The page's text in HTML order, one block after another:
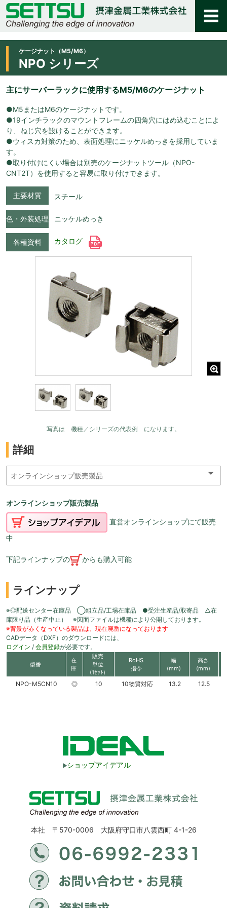
ケージナット（M5/M6）
NPO シリーズ
主にサーバーラックに使用するM5/M6のケージナット
●M5またはM6のケージナットです。
●19インチラックのマウントフレームの四角穴にはめ込むことによ
り、ねじ穴を設けることができます。
●ウィスカ対策のため、表面処理にニッケルめっきを採用していま
す。
●取り付けにくい場合は別売のケージナットツール（NPO-
CNT2T）を使用すると容易に取り付けできます。
主要材質 スチール
色・外装処理 ニッケルめっき
各種資料 カタログ
写真は 機種／シリーズの代表例 になります。
詳細
オンラインショップ販売製品
直営オンラインショップにて販売
中
下記ラインナップの からも購入可能
ラインナップ
※◎配送センター在庫品 ◯組立品/工場在庫品 ●受注生産品/取寄品 △在
庫限り品（生産中止） ※図面ファイルは機種により公開しております。
※背景が赤くなっている製品は、現在廃番になっております
CADデータ（DXF）のダウンロードには、
ログイン / 会員登録が必要です。
型番
在
庫
販売
単位
(1ｾｯﾄ)
RoHS
指令
幅
(mm)
高さ
(mm)
NPO-M5CN10 ◎ 10 10物質対応 13.2 12.5
ショップアイデアル
本社 〒570-0006 大阪府守口市八雲西町 4-1-26